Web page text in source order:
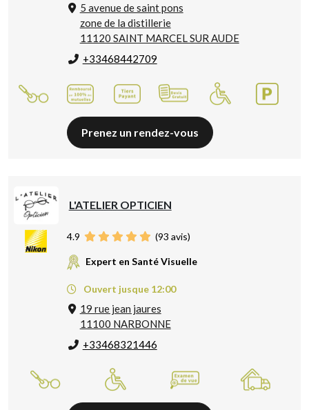
5 avenue de saint pons
zone de la distillerie
11120 SAINT MARCEL SUR AUDE
+33468442709
Prenez un rendez-vous
L'ATELIER OPTICIEN
4.9 (93 avis)
Expert en Santé Visuelle
Ouvert jusque 12:00
19 rue jean jaures
11100 NARBONNE
+33468321446